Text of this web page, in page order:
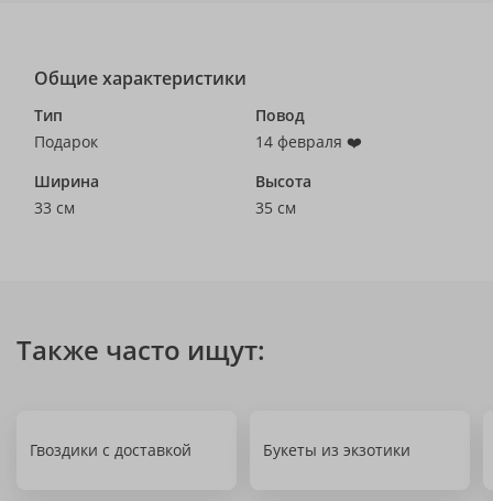
Общие характеристики
Тип
Подарок
Повод
14 февраля ❤️
Ширина
33 см
Высота
35 см
Также часто ищут:
Гвоздики с доставкой Букеты из экзотики